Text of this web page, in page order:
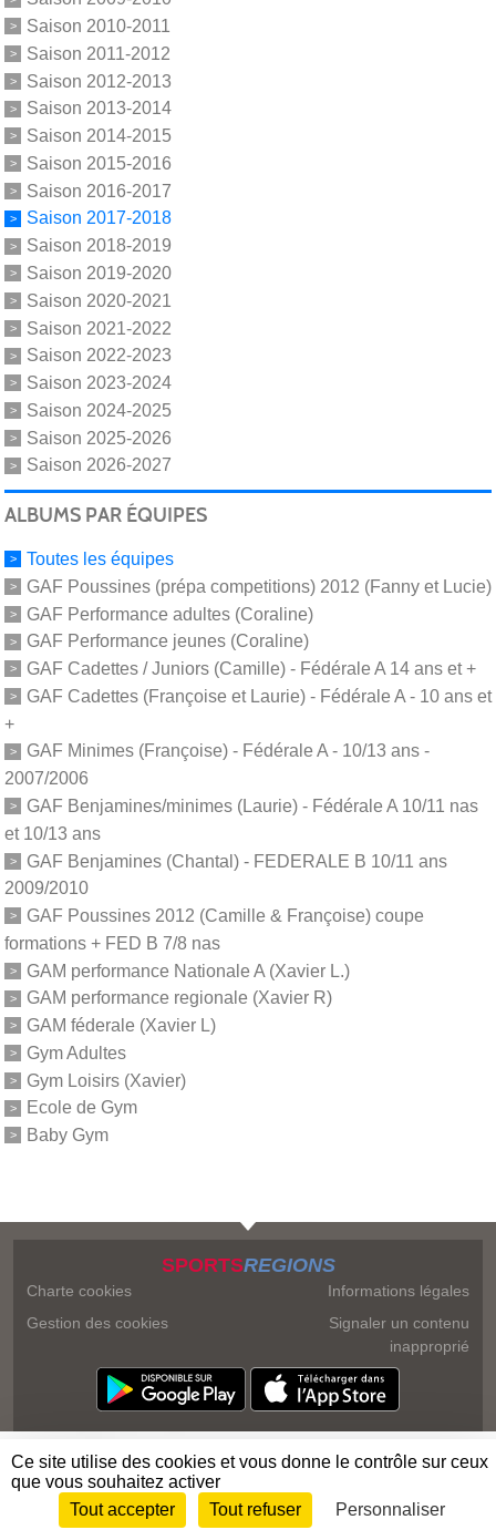
Saison 2010-2011
Saison 2011-2012
Saison 2012-2013
Saison 2013-2014
Saison 2014-2015
Saison 2015-2016
Saison 2016-2017
Saison 2017-2018
Saison 2018-2019
Saison 2019-2020
Saison 2020-2021
Saison 2021-2022
Saison 2022-2023
Saison 2023-2024
Saison 2024-2025
Saison 2025-2026
Saison 2026-2027
ALBUMS PAR ÉQUIPES
Toutes les équipes
GAF Poussines (prépa competitions) 2012 (Fanny et Lucie)
GAF Performance adultes (Coraline)
GAF Performance jeunes (Coraline)
GAF Cadettes / Juniors (Camille) - Fédérale A 14 ans et +
GAF Cadettes (Françoise et Laurie) - Fédérale A - 10 ans et
+
GAF Minimes (Françoise) - Fédérale A - 10/13 ans -
2007/2006
GAF Benjamines/minimes (Laurie) - Fédérale A 10/11 nas
et 10/13 ans
GAF Benjamines (Chantal) - FEDERALE B 10/11 ans
2009/2010
GAF Poussines 2012 (Camille & Françoise) coupe
formations + FED B 7/8 nas
GAM performance Nationale A (Xavier L.)
GAM performance regionale (Xavier R)
GAM féderale (Xavier L)
Gym Adultes
Gym Loisirs (Xavier)
Ecole de Gym
Baby Gym
SPORTSREGIONS
Charte cookies
Gestion des cookies
Informations légales
Signaler un contenu
inapproprié
Envie de participer ? Connexion
Ce site utilise des cookies et vous donne le contrôle sur ceux
que vous souhaitez activer
Tout accepter
Tout refuser Personnaliser